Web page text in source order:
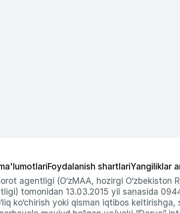
Foydalanish shartlariYangiliklar
agentligi (O‘zMAA, hozirgi O‘zbekiston
tomonidan 13.03.2015 yil sanasida
ko‘chirish yoki qisman iqtibos